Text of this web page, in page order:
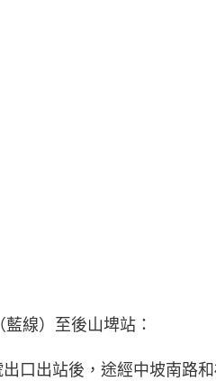
線）至後山埤站：
口出站後，途經中坡南路